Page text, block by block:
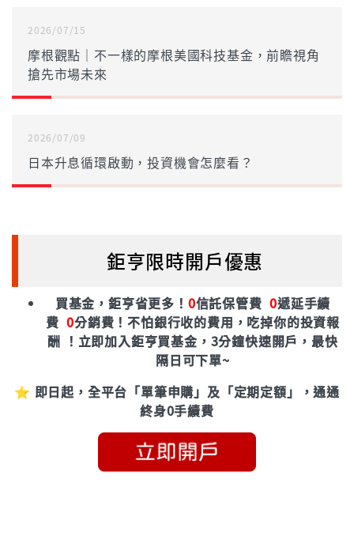
2026/07/15
摩根觀點｜不一樣的摩根美國科技基金，前瞻視角
搶先市場未來
2026/07/09
日本升息循環啟動，投資機會怎麼看？
鉅亨限時開戶優惠
買基金，鉅亨省更多！ 0信託保管費0遞延手續
費0分銷費！不怕銀行收的費用，吃掉你的投資報
酬 ！立即加入鉅亨買基金，3分鐘快速開戶，最快
隔日可下單~
⭐ 即日起，全平台「單筆申購」及「定期定額」，通通
終身0手續費